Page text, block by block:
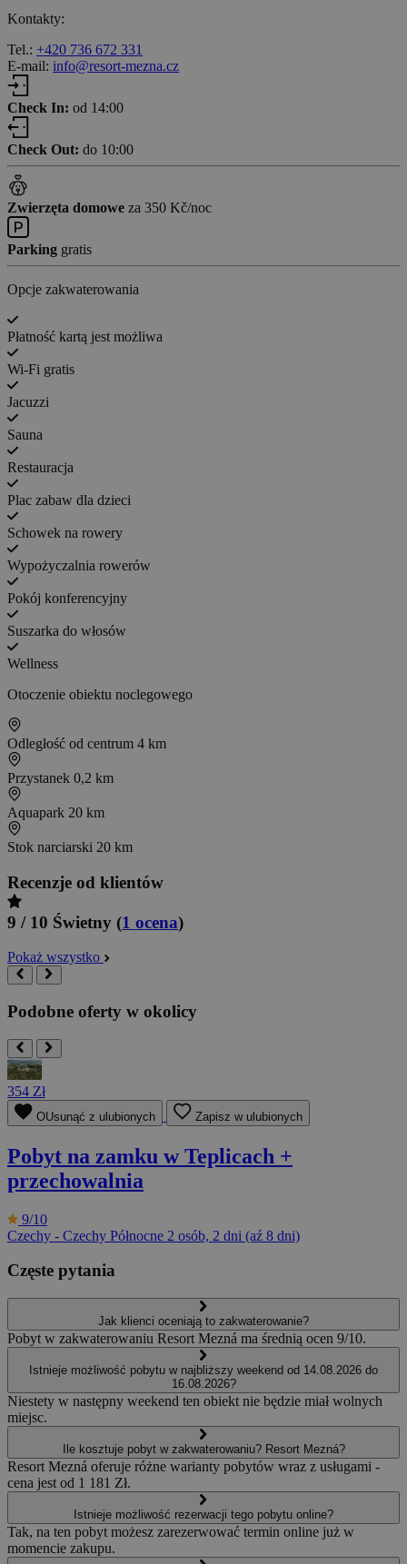
Kontakty:
Tel.: +420 736 672 331
E-mail: info@resort-mezna.cz
Check In: od 14:00
Check Out: do 10:00
Zwierzęta domowe za 350 Kč/noc
Parking gratis
Opcje zakwaterowania
Płatność kartą jest możliwa
Wi-Fi gratis
Jacuzzi
Sauna
Restauracja
Plac zabaw dla dzieci
Schowek na rowery
Wypożyczalnia rowerów
Pokój konferencyjny
Suszarka do włosów
Wellness
Otoczenie obiektu noclegowego
Odległość od centrum 4 km
Przystanek 0,2 km
Aquapark 20 km
Stok narciarski 20 km
Recenzje od klientów
9 / 10 Świetny (1 ocena)
Pokaż wszystko
Podobne oferty w okolicy
354 Zł
OUsunąć z ulubionych Zapisz w ulubionych
Pobyt na zamku w Teplicach +
przechowalnia
9/10
Czechy - Czechy Północne 2 osób, 2 dni (aź 8 dni)
Częste pytania
Jak klienci oceniają to zakwaterowanie?
Pobyt w zakwaterowaniu Resort Mezná ma średnią ocen 9/10.
Istnieje możliwość pobytu w najbliższy weekend od 14.08.2026 do
16.08.2026?
Niestety w następny weekend ten obiekt nie będzie miał wolnych
miejsc.
Ile kosztuje pobyt w zakwaterowaniu? Resort Mezná?
Resort Mezná oferuje różne warianty pobytów wraz z usługami -
cena jest od 1 181 Zł.
Istnieje możliwość rezerwacji tego pobytu online?
Tak, na ten pobyt możesz zarezerwować termin online już w
momencie zakupu.